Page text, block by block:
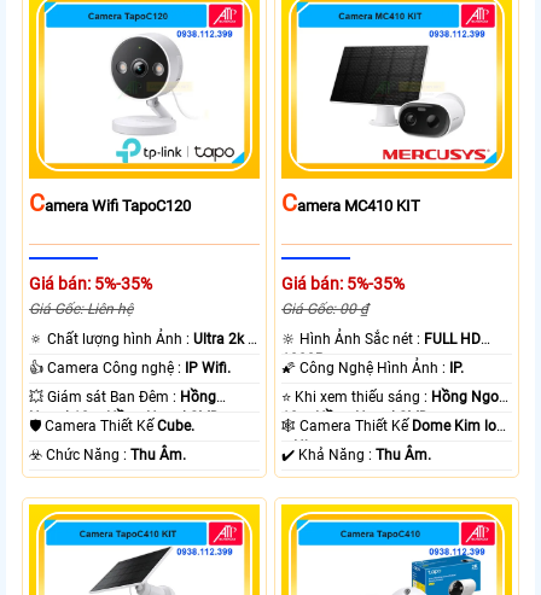
CAmera Wifi TapoC120
Giá bán: 5%-35%
Giá Gốc: Liên hệ
🔅 Chất lượng hình Ảnh :Ultra 2k +
.
👍 Camera Công nghệ :
IP Wifi.
💥 Giám sát Ban Đêm : Hồng
Ngoại 10m Hồng Ngoại SMD.
🛡 Camera Thiết KếCube.
️☣️ Chức Năng :Thu Âm.
CAmera MC410 KIT
Giá bán: 5%-35%
Giá Gốc: 00 ₫
🔆 Hình Ảnh Sắc nét : FULL HD
1080P .
🌠 Công Nghệ Hình Ảnh :
IP.
⭐ Khi xem thiếu sáng : Hồng Ngoại
10m Hồng Ngoại SMD.
🕸️ Camera Thiết Kế Dome Kim loại
+ Nhựa.
️✔️ Khả Năng :Thu Âm.